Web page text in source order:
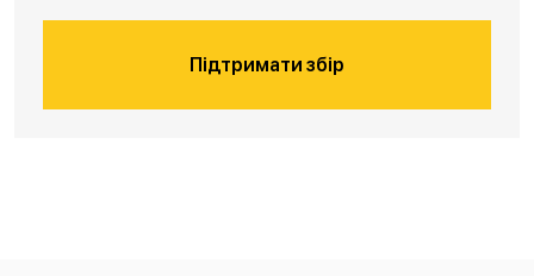
Підтримати збір